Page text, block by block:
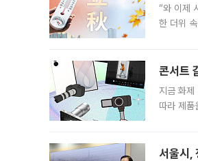
“와 이제
한 더위
콘서트
지금 화제
따라 제
서울시,